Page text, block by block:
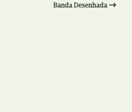
Banda Desenhada